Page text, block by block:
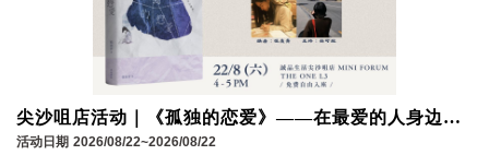
尖沙咀店活动｜《孤独的恋爱》——在最爱的人身边，
为什麽还是孤独？
活动日期 2026/08/22~2026/08/22